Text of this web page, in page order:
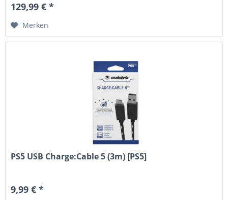
129,99 € *
Merken
PS5 USB Charge:Cable 5 (3m) [PS5]
9,99 € *